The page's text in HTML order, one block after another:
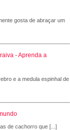
gosta de abraçar um
- Aprenda a
e a medula espinhal de
de cachorro que [...]